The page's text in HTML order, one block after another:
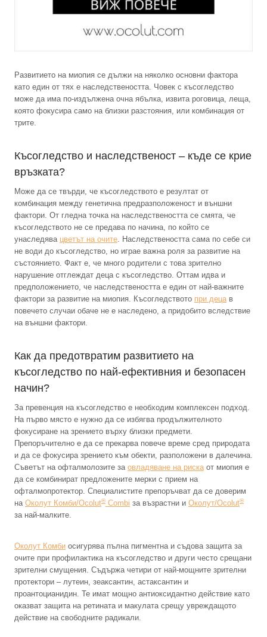
Развитието на миопия се дължи на няколко основни фактора
като един от тях е наследствеността. Човек с късогледство
може да има по-издължена очна ябълка, извита роговица, леща,
която фокусира само на близки разстояния, или комбинация от
трите.
Късогледство и наследственост – къде се крие
връзката?
Може да се твърди, че късогледството е резултат от
комбинация между генетична предразположеност и външни
фактори. От гледна точка на наследствеността се смята, че
късогледството не се предава по начина, по който се
унаследява цветът на очите . Наследствеността сама по себе си
не води до късогледство, но играе важна роля за развитие на
състоянието. Факт е, че много родители с това зрително
нарушение отглеждат деца с късогледство. Оттам идва и
предположението, че наследствеността е един от най-важните
фактори за развитие на миопия. Късогледството при деца в
повечето случаи обаче не е наследено, а придобито вследствие
на външни фактори.
Как да предотвратим развитието на
късогледство по най-ефективния и безопасен
начин?
За превенция на късогледство е необходим комплексен подход.
На първо място е нужно да се избягва продължителното
фокусиране на зрението върху близки предмети.
Препоръчително е да се прекарва повече време сред природата
и да се фокусира зрението към обекти, разположени в далечина.
Съветът на офталмолозите за овладяване на риска от миопия е
да се комбинират предложените мерки с прием на
офталмопротектор. Специалистите препоръчват да се доверим
на Околут Комби/Ocolut®Combi за възрастни и Околут/Ocolut®
за най-малките.
Околут Комби осигурява пълна пигментна и съдова защита за
очите при профилактика на късогледство и други често срещани
зрителни смущения. Съдържа четири от най-мощните зрителни
протектори – лутеин, зеаксантин, астаксантин и
проантоцианидин. Те имат мощно антиоксидантно действие като
оказват защита на ретината и макулата срещу увреждащото
действие на свободните радикали.